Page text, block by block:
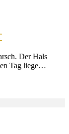
Der Hals
Tag liege…